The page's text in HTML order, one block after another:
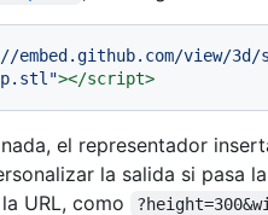
embed.github.com/view/
></script>
el representador
la salida si pasa
URL, como